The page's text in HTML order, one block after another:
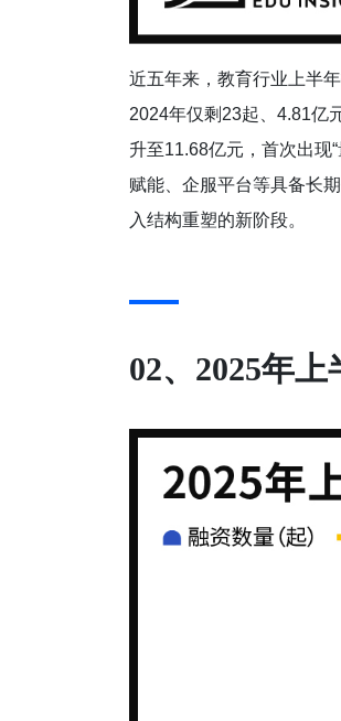
近五年来，教育行业上半
2024年仅剩23起、4.81亿
升至11.68亿元，首次出现
赋能、企服平台等具备长
入结构重塑的新阶段。
02、2025年